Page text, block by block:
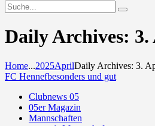
Daily Archives:
Home...2025AprilDaily Archives: 3.
FC Hennefbesonders und gut
Clubnews 05
05er Magazin
Mannschaften